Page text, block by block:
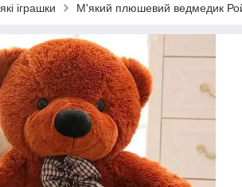
іграшки М'який плюшевий ведмедик